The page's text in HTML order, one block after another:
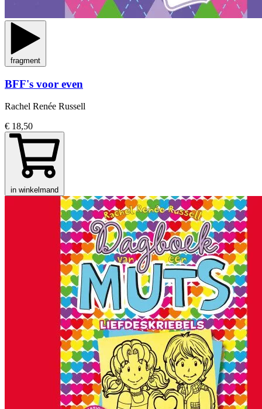
fragment
BFF's voor even
Rachel Renée Russell
€ 18,50
in winkelmand